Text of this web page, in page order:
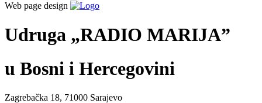
Web page design
Udruga „RADIO MARIJA”
u Bosni i Hercegovini
Zagrebačka 18, 71000 Sarajevo